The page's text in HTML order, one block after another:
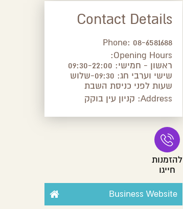
Contact Details
Phone: 08-6581688
Opening Hours:
ראשון - חמישי: 09:30-22:00
שישי וערבי חג: 09:30-שלוש
שעות לפני כניסת השבת
Address: קניון עין בוקק
להזמנות
חייגו
Business Website